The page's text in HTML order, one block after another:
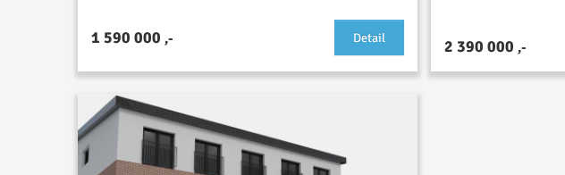
1 590 000 ,- Detail 2 390 000 ,-